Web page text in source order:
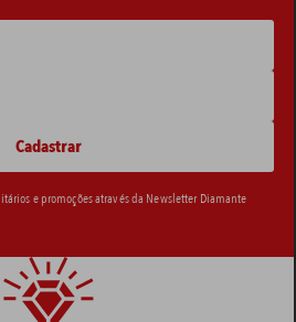
e promoções através da Newsletter Diamante